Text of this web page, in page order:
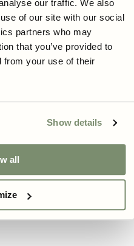
our traffic. We also
of our site with our social
partners who may
that you’ve provided to
from your use of their
Show details
all
hinterlassen.
Ja Melden
Teilen